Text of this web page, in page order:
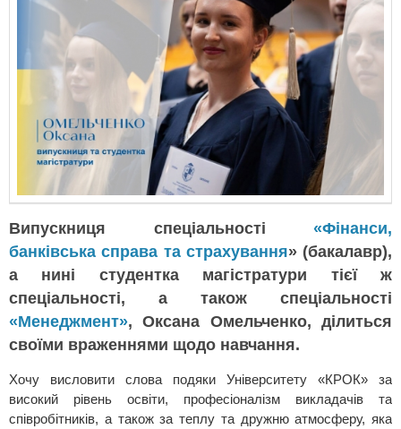
Випускниця спеціальності «Фінанси,
банківська справа та страхування» (бакалавр),
а нині студентка магістратури тієї ж
спеціальності, а також спеціальності
«Менеджмент», Оксана Омельченко, ділиться
своїми враженнями щодо навчання.
Хочу висловити слова подяки Університету «КРОК» за
високий рівень освіти, професіоналізм викладачів та
співробітників, а також за теплу та дружню атмосферу, яка